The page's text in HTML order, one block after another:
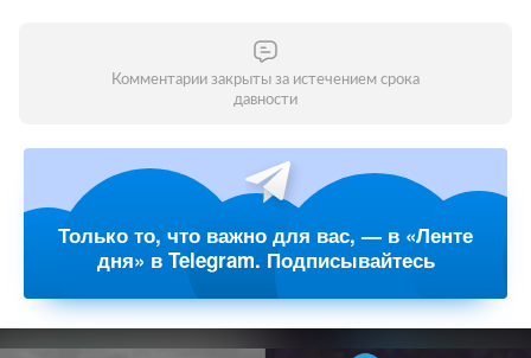
Комментарии закрыты за истечением срока
давности
Только то, что важно для вас, — в «Ленте
дня» в Telegram. Подписывайтесь